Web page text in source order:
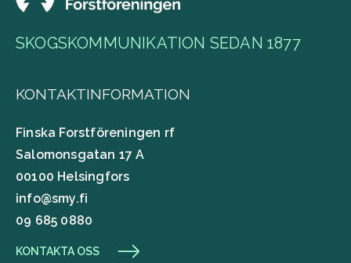
SKOGSKOMMUNIKATION SEDAN 1877
KONTAKTINFORMATION
Finska Forstföreningen rf
Salomonsgatan 17 A
00100 Helsingfors
info@smy.fi
09 685 0880
KONTAKTA OSS